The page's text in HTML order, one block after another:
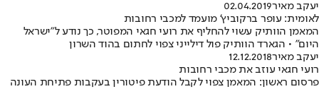
יעקב מאיר02.04.2019
לאומית: עופר ברקוביץ' מועמד למכבי רחובות
המאמן הוותיק עשוי להחליף את רועי חגאי המפוטר, כך נודע ל"ישראל
היום" • הגארד הוותיק פול דילייני צפוי לחתום בהוד השרון
יעקב מאיר12.12.2018
רועי חגאי עוזב את מכבי רחובות
פרסום ראשון: המאמן צפוי לקבל הודעת פיטורין בעקבות פתיחת העונה